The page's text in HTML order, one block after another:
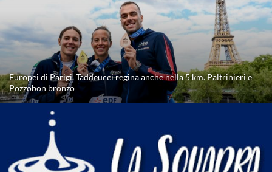
Europei di Parigi. Taddeucci regina anche nella 5 km. Paltrinieri e
Pozzobon bronzo